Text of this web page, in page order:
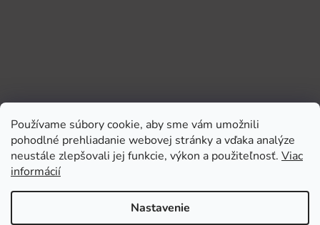
Používame súbory cookie, aby sme vám umožnili
pohodlné prehliadanie webovej stránky a vďaka analýze
neustále zlepšovali jej funkcie, výkon a použiteľnosť. Viac
informácií
Nastavenie
Prijímame online platby